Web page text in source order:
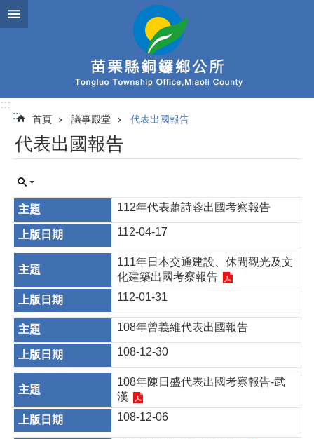
跳到主要內容區塊
:::
:::
首頁 議事殿堂 代表出國報告
代表出國報告
112年代表蕭詩蓉出國考察報告
112-04-17
111年日本交通建設、休閒觀光及文
化建築出國考察報告
112-01-31
108年曾義維代表出國報告
108-12-30
108年陳日盛代表出國考察報告-武
漢
108-12-06